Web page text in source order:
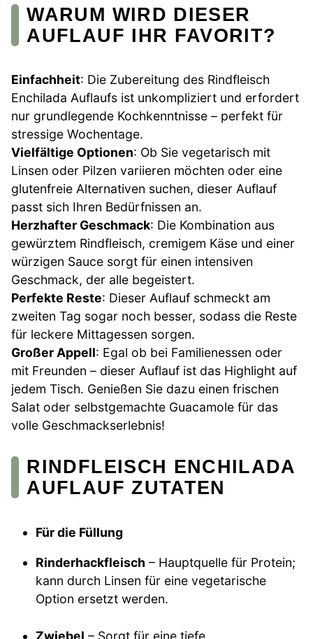
WARUM WIRD DIESER
AUFLAUF IHR FAVORIT?
Einfachheit: Die Zubereitung des Rindfleisch
Enchilada Auflaufs ist unkompliziert und erfordert
nur grundlegende Kochkenntnisse – perfekt für
stressige Wochentage.
Vielfältige Optionen: Ob Sie vegetarisch mit
Linsen oder Pilzen variieren möchten oder eine
glutenfreie Alternativen suchen, dieser Auflauf
passt sich Ihren Bedürfnissen an.
Herzhafter Geschmack: Die Kombination aus
gewürztem Rindfleisch, cremigem Käse und einer
würzigen Sauce sorgt für einen intensiven
Geschmack, der alle begeistert.
Perfekte Reste: Dieser Auflauf schmeckt am
zweiten Tag sogar noch besser, sodass die Reste
für leckere Mittagessen sorgen.
Großer Appell: Egal ob bei Familienessen oder
mit Freunden – dieser Auflauf ist das Highlight auf
jedem Tisch. Genießen Sie dazu einen frischen
Salat oder selbstgemachte Guacamole für das
volle Geschmackserlebnis!
RINDFLEISCH ENCHILADA
AUFLAUF ZUTATEN
Für die Füllung
Rinderhackfleisch – Hauptquelle für Protein;
kann durch Linsen für eine vegetarische
Option ersetzt werden.
Zwiebel – Sorgt für eine tiefe